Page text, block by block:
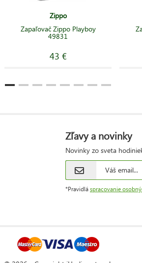
Zippo
Zapaľovač Zippo Playboy
49831
43 €
Zľavy a novinky
Novinky zo sveta
*Pravidlá spracovanie